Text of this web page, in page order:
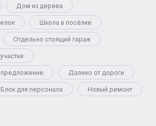
Дом из дерева
Школа в посёлке
Отдельно стоящий гараж
Далеко от дороги
Блок для персонала Новый ремонт